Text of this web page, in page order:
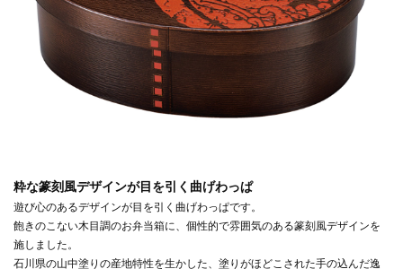
粋な篆刻風デザインが目を引く曲げわっぱ
遊び心のあるデザインが目を引く曲げわっぱです。
飽きのこない木目調のお弁当箱に、個性的で雰囲気のある篆刻風デザインを
施しました。
石川県の山中塗りの産地特性を生かした、塗りがほどこされた手の込んだ逸